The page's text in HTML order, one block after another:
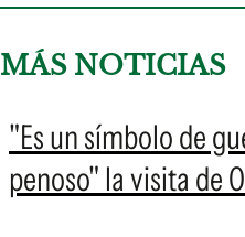
MÁS NOTICIAS
"Es un símbolo de
penoso" la visita de